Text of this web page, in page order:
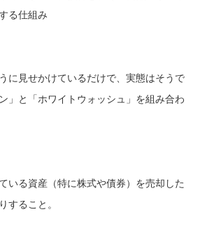
る仕組み
に見せかけているだけで、実態はそうで
」と「ホワイトウォッシュ」を組み合わ
いる資産（特に株式や債券）を売却した
すること。